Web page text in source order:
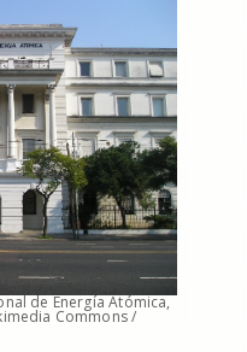
de Energía Atómica,
Commons /